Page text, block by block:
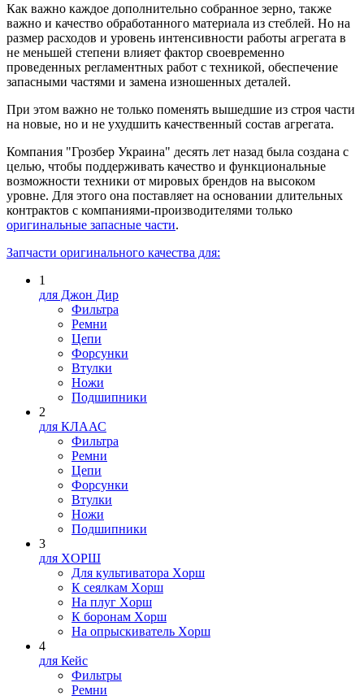
Как важно каждое дополнительно собранное зерно, также
важно и качество обработанного материала из стеблей. Но на
размер расходов и уровень интенсивности работы агрегата в
не меньшей степени влияет фактор своевременно
проведенных регламентных работ с техникой, обеспечение
запасными частями и замена изношенных деталей.
При этом важно не только поменять вышедшие из строя части
на новые, но и не ухудшить качественный состав агрегата.
Компания "Грозбер Украина" десять лет назад была создана с
целью, чтобы поддерживать качество и функциональные
возможности техники от мировых брендов на высоком
уровне. Для этого она поставляет на основании длительных
контрактов с компаниями-производителями только
оригинальные запасные части.
Запчасти оригинального качества для:
1
для Джон Дир
Фильтра
Ремни
Цепи
Форсунки
Втулки
Ножи
Подшипники
2
для КЛААС
Фильтра
Ремни
Цепи
Форсунки
Втулки
Ножи
Подшипники
3
для XOPШ
Для культиватора Xopш
К сеялкам Xopш
На плуг Xopш
К боронам Xopш
На опрыскиватель Xopш
4
для Кейс
Фильтры
Ремни